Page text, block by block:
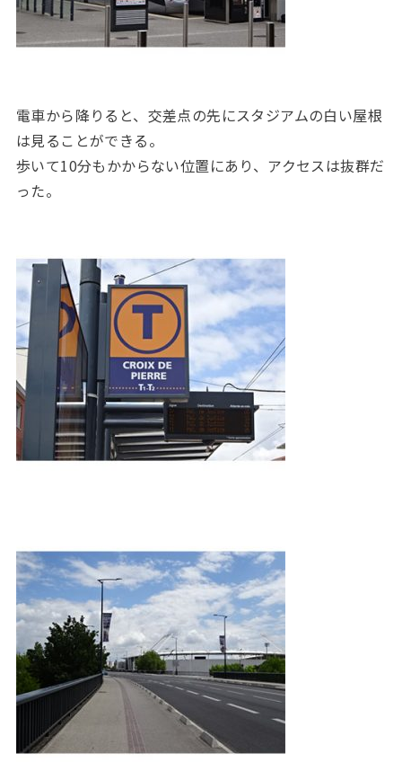
電車から降りると、交差点の先にスタジアムの白い屋根
は見ることができる。
歩いて10分もかからない位置にあり、アクセスは抜群だ
った。